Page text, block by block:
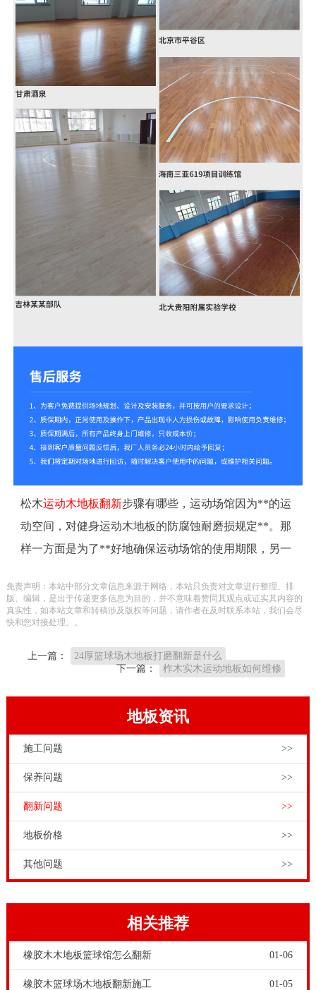
松木运动木地板翻新步骤有哪些，运动场馆因为**的运
动空间，对健身运动木地板的防腐蚀耐磨损规定**。那
样一方面是为了**好地确保运动场馆的使用期限，另一
身牢靠耐磨损，可靠性强，是房间内运动场馆地面装修
的理想化铺材。购买实木板拼装地板，要找**品牌健身
针对一般运动场馆工程项目商和招标方而言，是没法分
项目商和招标方而言**没法辨别木材种类，故一些非法
类假冒珍贵木材种类，例如用"灰木莲"假冒"红柚木"。
大伙儿在购置体育文化木地板的情况下，要对地面材料
场演出舞台工程建设管理方法中，地面装修演出舞台木
地板能够算得上较为小的建筑项目。通常无法获得管理
人员充足的高度重视，或是因为别的关键的新项目技术
台工程建筑的关键。演出舞台木地板购置和铺设都需要
找技术**健身运动木地板生产厂**，才能够万无一失。
免责声明：本站中部分文章信息来源于网络，本站只负责对文章进行整理、排
版、编辑，是出于传递更多信息为目的，并不意味着赞同其观点或证实其内容的
真实性，如本站文章和转稿涉及版权等问题，请作者在及时联系本站，我们会尽
快和您对接处理。。
上一篇：
24厚篮球场木地板打磨翻新是什么
下一篇：
柞木实木运动地板如何维修
地板资讯
施工问题 >>
保养问题 >>
翻新问题 >>
地板价格 >>
其他问题 >>
相关推荐
橡胶木木地板篮球馆怎么翻新 01-06
橡胶木篮球场木地板翻新施工 01-05